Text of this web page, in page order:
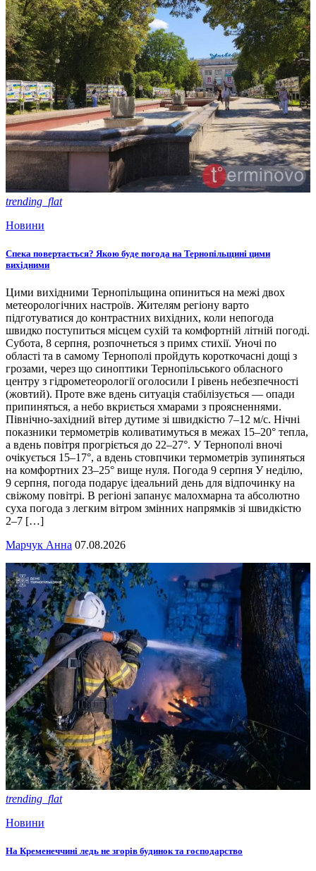
trending_flat
Новини
Спека повертається? Якою буде погода на Тернопільщині цими
вихідними
Цими вихідними Тернопільщина опиниться на межі двох
метеорологічних настроїв. Жителям регіону варто
підготуватися до контрастних вихідних, коли непогода
швидко поступиться місцем сухій та комфортній літній погоді.
Субота, 8 серпня, розпочнеться з примх стихії. Уночі по
області та в самому Тернополі пройдуть короткочасні дощі з
грозами, через що синоптики Тернопільського обласного
центру з гідрометеорології оголосили І рівень небезпечності
(жовтий). Проте вже вдень ситуація стабілізується — опади
припиняться, а небо вкриється хмарами з проясненнями.
Північно-західний вітер дутиме зі швидкістю 7–12 м/с. Нічні
показники термометрів коливатимуться в межах 15–20° тепла,
а вдень повітря прогріється до 22–27°. У Тернополі вночі
очікується 15–17°, а вдень стовпчики термометрів зупиняться
на комфортних 23–25° вище нуля. Погода 9 серпня У неділю,
9 серпня, погода подарує ідеальний день для відпочинку на
свіжому повітрі. В регіоні запанує малохмарна та абсолютно
суха погода з легким вітром змінних напрямків зі швидкістю
2–7 […]
Марчук Анна 07.08.2026
trending_flat
Новини
На Кременеччині ледь не згорів будинок та господарство